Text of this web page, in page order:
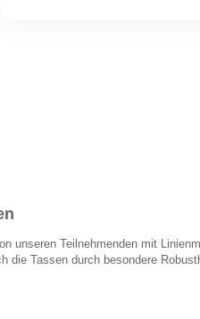
unseren Teilnehmenden mit
Tassen durch besondere